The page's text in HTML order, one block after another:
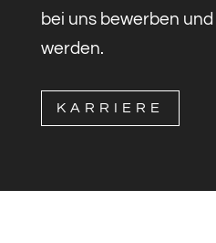
bei uns bewerben und
werden.
KARRIERE